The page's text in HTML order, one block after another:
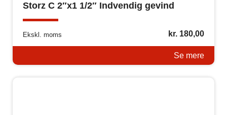
Storz C 2″x1 1/2″ Indvendig gevind
Ekskl. moms kr.180,00
Se mere